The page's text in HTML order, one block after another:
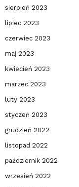
sierpień 2023
lipiec 2023
czerwiec 2023
maj 2023
kwiecień 2023
marzec 2023
luty 2023
styczeń 2023
grudzień 2022
listopad 2022
październik 2022
wrzesień 2022